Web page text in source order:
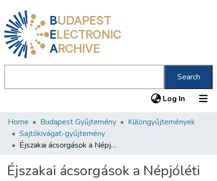
BUDAPEST
ELECTRONIC
ARCHIVE
Search
Log In (current)
Communities & Collections
All of DSpace
Statistics
Home Budapest Gyűjtemény
Különgyűjtemények
Sajtókivágat-gyűjtemény
Éjszakai ácsorgások a Népjóléti Központ előtt
Éjszakai ácsorgások a Népjóléti